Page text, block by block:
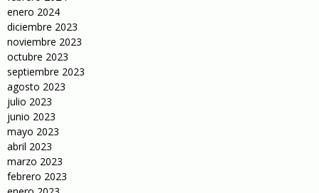
enero 2024
diciembre 2023
noviembre 2023
octubre 2023
septiembre 2023
agosto 2023
julio 2023
junio 2023
mayo 2023
abril 2023
marzo 2023
febrero 2023